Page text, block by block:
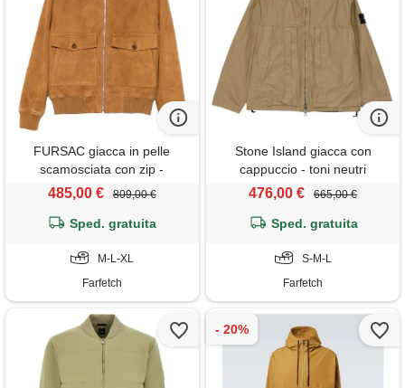
FURSAC giacca in pelle
scamosciata con zip -
marrone
485,00 € 809,00 €
Sped. gratuita
M-L-XL
Farfetch
Stone Island giacca con
cappuccio - toni neutri
476,00 € 665,00 €
Sped. gratuita
S-M-L
Farfetch